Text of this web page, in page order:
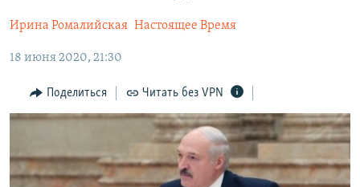
Вернутся
ИНФОГРАФИКА
ТЕЛЕПРОЕКТ КРЫМ.РЕАЛИИ
СОВЕТЫ ПРАВОЗАЩИТНИКОВ
ПОБЕДИТЕЛЕЙ НЕ СУДЯТ?
РАДІО СВОБОДА
КАК ОБОЙТИ БЛОКИРОВКУ
ПРИСОЕДИНЯЙТЕСЬ!
Ирина Ромалийская Настоящее Время
18 июня 2020, 21:30
Поделиться Читать без VPN